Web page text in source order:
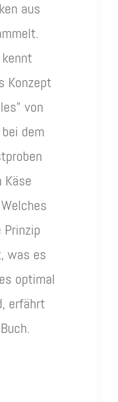
aus
Konzept
von
dem
Käse
Prinzip
was es
optimal
erfährt